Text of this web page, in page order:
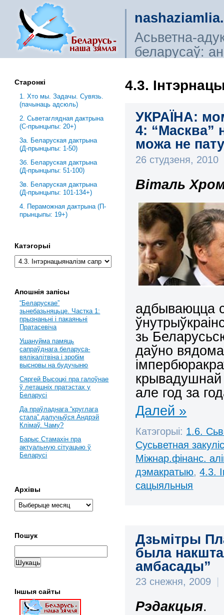
Асьветна-
беларусаў:
4.3.
УКРАЇНА:
4: “Масква”
можа не
26 студзеня, 2010
Віталь
адбываюцца
зь
даўно
крывадушнай
але год за
Далей »
Катэгорыі: 1.6.
Сусьветная
Міжнар.фінанс.
дэмакратыю,4.3.
сацыяльныя
Дзьмітры
была
амбасады”
23 снежня, 2009
Рэдакцыя.
Старонкі
1. Хто мы. Задачы. Сувязь.
(пачынаць адсюль)
2. Сьветаглядная дактрына
(С-прынцыпы: 20+)
3a. Беларуская дактрына
(Д-прынцыпы: 1-50)
3б. Беларуская дактрына
(Д-прынцыпы: 51-100)
3в. Беларуская дактрына
(Д-прынцыпы: 101-134+)
4. Пераможная дактрына (П-
прынцыпы: 19+)
Катэгорыі
Апошнія запісы
“Беларускае”
зьнебазьняцьце. Частка 1:
прызнаньні і пакаяньні
Пратасевіча
Ушануйма памяць
сапраўднага беларуса-
вялікалітвіна і зробім
высновы на будучыню
Сяргей Высоцкі пра галоўнае
ў леташніх пратэстах у
Беларусі
Да праўладнага “круглага
стала” далучыўся Андрэй
Клімаў. Чаму?
Барыс Стамахін пра
актуальную сітуацыю ў
Беларусі
Архівы
Пошук
Іншыя сайты